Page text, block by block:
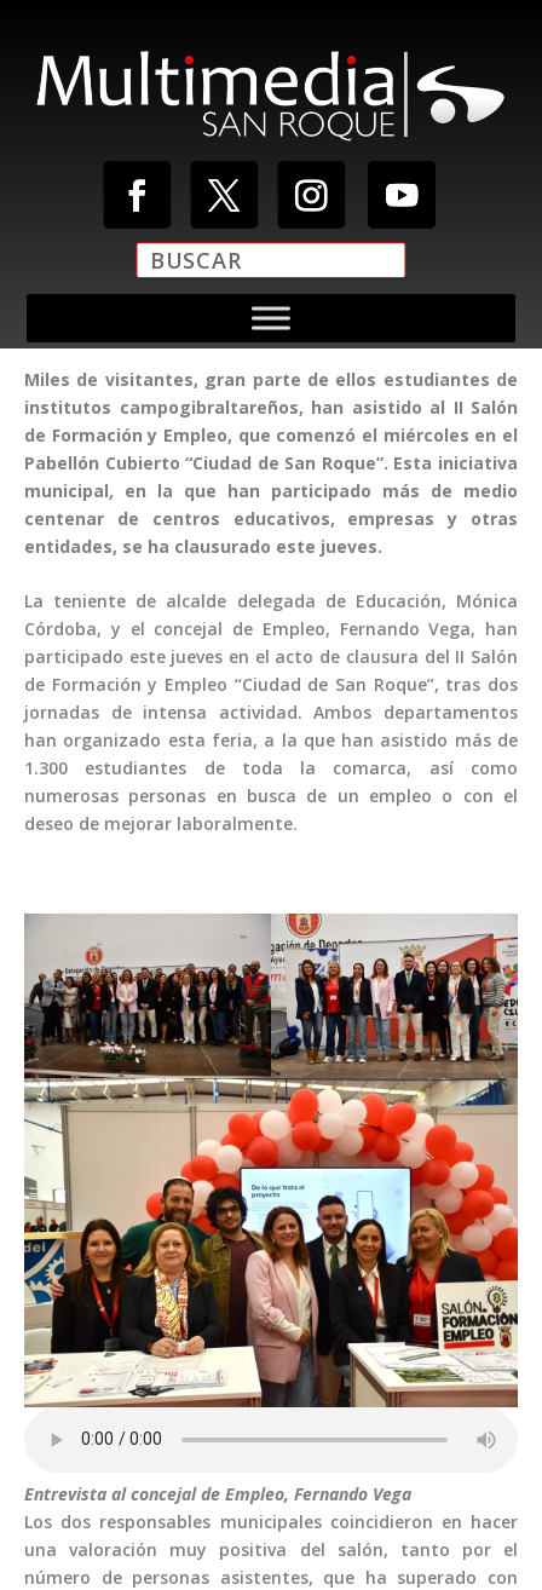
Miles de visitantes, gran parte de ellos estudiantes de
institutos campogibraltareños, han asistido al II Salón
de Formación y Empleo, que comenzó el miércoles en el
Pabellón Cubierto “Ciudad de San Roque”. Esta iniciativa
municipal, en la que han participado más de medio
centenar de centros educativos, empresas y otras
entidades, se ha clausurado este jueves.
La teniente de alcalde delegada de Educación, Mónica
Córdoba, y el concejal de Empleo, Fernando Vega, han
participado este jueves en el acto de clausura del II Salón
de Formación y Empleo “Ciudad de San Roque”, tras dos
jornadas de intensa actividad. Ambos departamentos
han organizado esta feria, a la que han asistido más de
1.300 estudiantes de toda la comarca, así como
numerosas personas en busca de un empleo o con el
deseo de mejorar laboralmente.
Entrevista al concejal de Empleo, Fernando Vega
Los dos responsables municipales coincidieron en hacer
una valoración muy positiva del salón, tanto por el
número de personas asistentes, que ha superado con